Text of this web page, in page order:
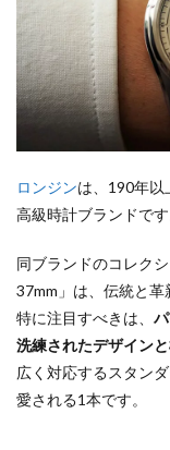
ロンジンは、190年以
高級時計ブランドです
同ブランドのコレク
37mm」は、伝統と革
特に注目すべきは、
洗練されたデザイン
広く対応するスタン
愛される1本です。